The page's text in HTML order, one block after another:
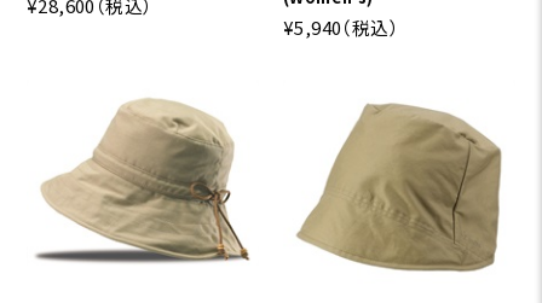
¥28,600 （税込）
¥5,940（税込）